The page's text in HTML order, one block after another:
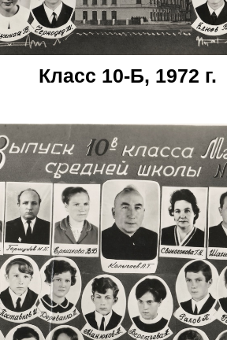
Класс 10-Б, 1972 г.